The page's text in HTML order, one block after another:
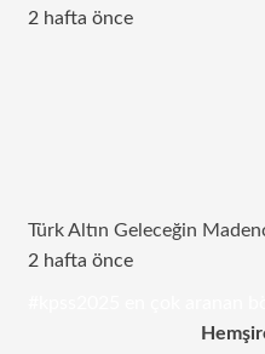
2 hafta önce
Türk Altın Geleceğin
2 hafta önce